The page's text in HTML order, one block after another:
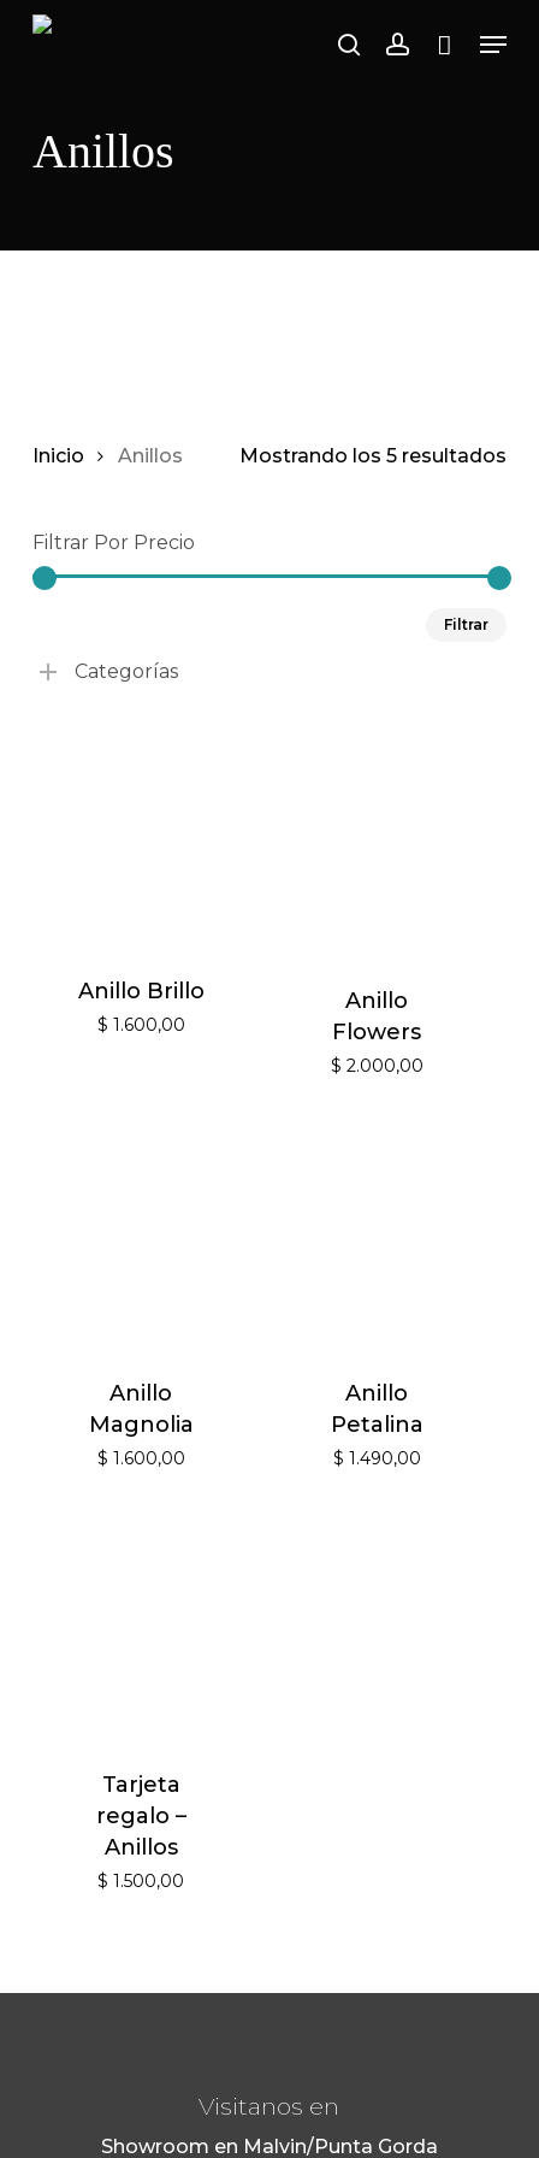
Saltar
buscarcuentaCerrar
Anillos
Mostrando los 5 resultados
Inicio Anillos
Filtrar Por Precio
Filtrar
Categorías
Anillo Brillo
$ 1.600,00
Anillo
Flowers
$ 2.000,00
Anillo
Magnolia
$ 1.600,00
Anillo
Petalina
$ 1.490,00
Tarjeta
regalo –
Anillos
$ 1.500,00
Visitanos en
Showroom en Malvin/Punta Gorda